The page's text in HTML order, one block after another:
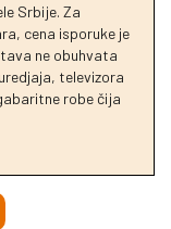
Srbije. Za
cena isporuke je
ne obuhvata
televizora
robe čija